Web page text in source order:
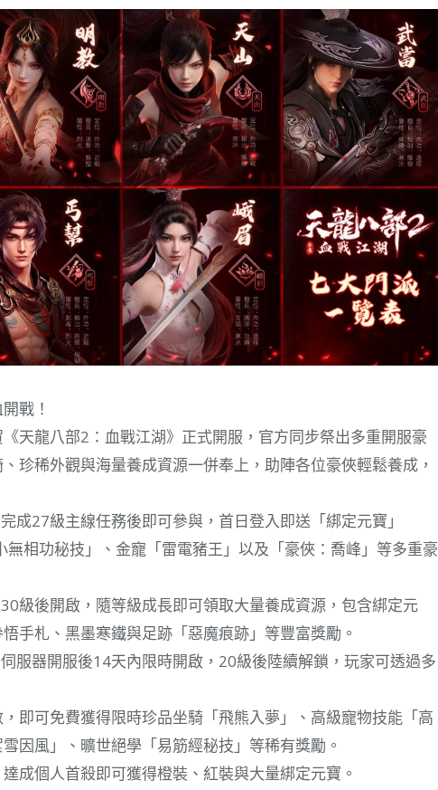
戰！
天龍八部2：血戰江湖》正式開服，官方同步祭出多重開服豪
珍稀外觀與海量養成資源一併奉上，助陣各位豪俠輕鬆養成，
成27級主線任務後即可參與，首日登入即送「綁定元寶」
相功秘技」、金寵「雷電豬王」以及「豪俠：喬峰」等多重豪
級後開啟，隨等級成長即可領取大量養成資源，包含綁定元
手札、黑墨寒鐵與足跡「惡魔痕跡」等豐富獎勵。
服器開服後14天內限時開啟，20級後陸續解鎖，玩家可透過多
即可免費獲得限時珍品坐騎「飛熊入夢」、高級寵物技能「高
因風」、曠世絕學「易筋經秘技」等稀有獎勵。
成個人首殺即可獲得橙裝、紅裝與大量綁定元寶。